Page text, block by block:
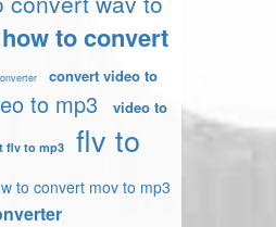
how to convert
convert video to
to mp3
video to
flv to mp3
flv to
to convert mov to mp3